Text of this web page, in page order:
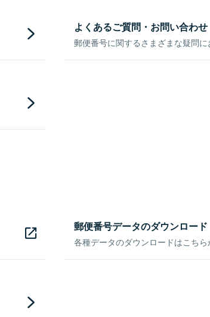
よくあるご質問・お問い合わせ
郵便番号に関するさまざまな疑問に
郵便番号データのダウンロード
各種データのダウンロードはこちら